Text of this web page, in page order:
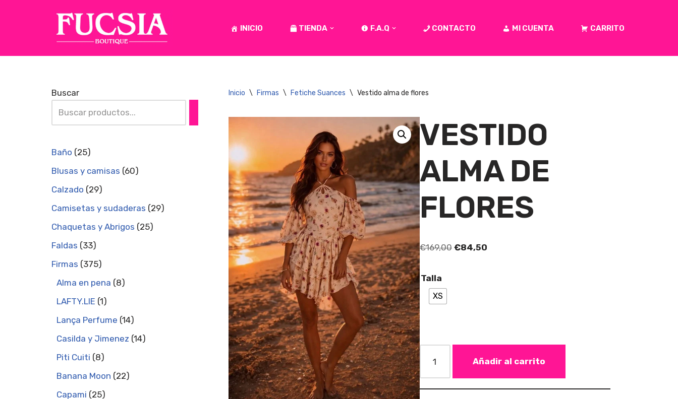
contenido
INICIO TIENDA F.A.Q CONTACTO MI CUENTA CARRITO
Buscar
Baño 25
Blusas y camisas 60
Calzado 29
Camisetas y sudaderas 29
Chaquetas y Abrigos 25
Faldas 33
Firmas 375
Alma en pena 8
LAFTY.LIE 1
Lança Perfume 14
Casilda y Jimenez 14
Piti Cuiti 8
Banana Moon 22
Capami 25
Inicio \ Firmas \ Fetiche Suances \ Vestido alma de flores
VESTIDO
ALMA DE
FLORES
€169,00 €84,50
Talla
XS
Añadir al carrito